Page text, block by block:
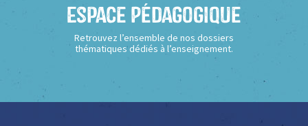
Espace Pédagogique
Retrouvez l’ensemble de nos dossiers
thématiques dédiés à l’enseignement.